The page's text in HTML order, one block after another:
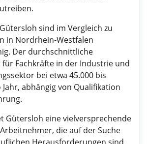
sind im Vergleich zu
in Nordrhein-Westfalen
Der durchschnittliche
Fachkräfte in der Industrie und
bei etwa 45.000 bis
Jahr, abhängig von Qualifikation
Gütersloh eine vielversprechende
die auf der Suche